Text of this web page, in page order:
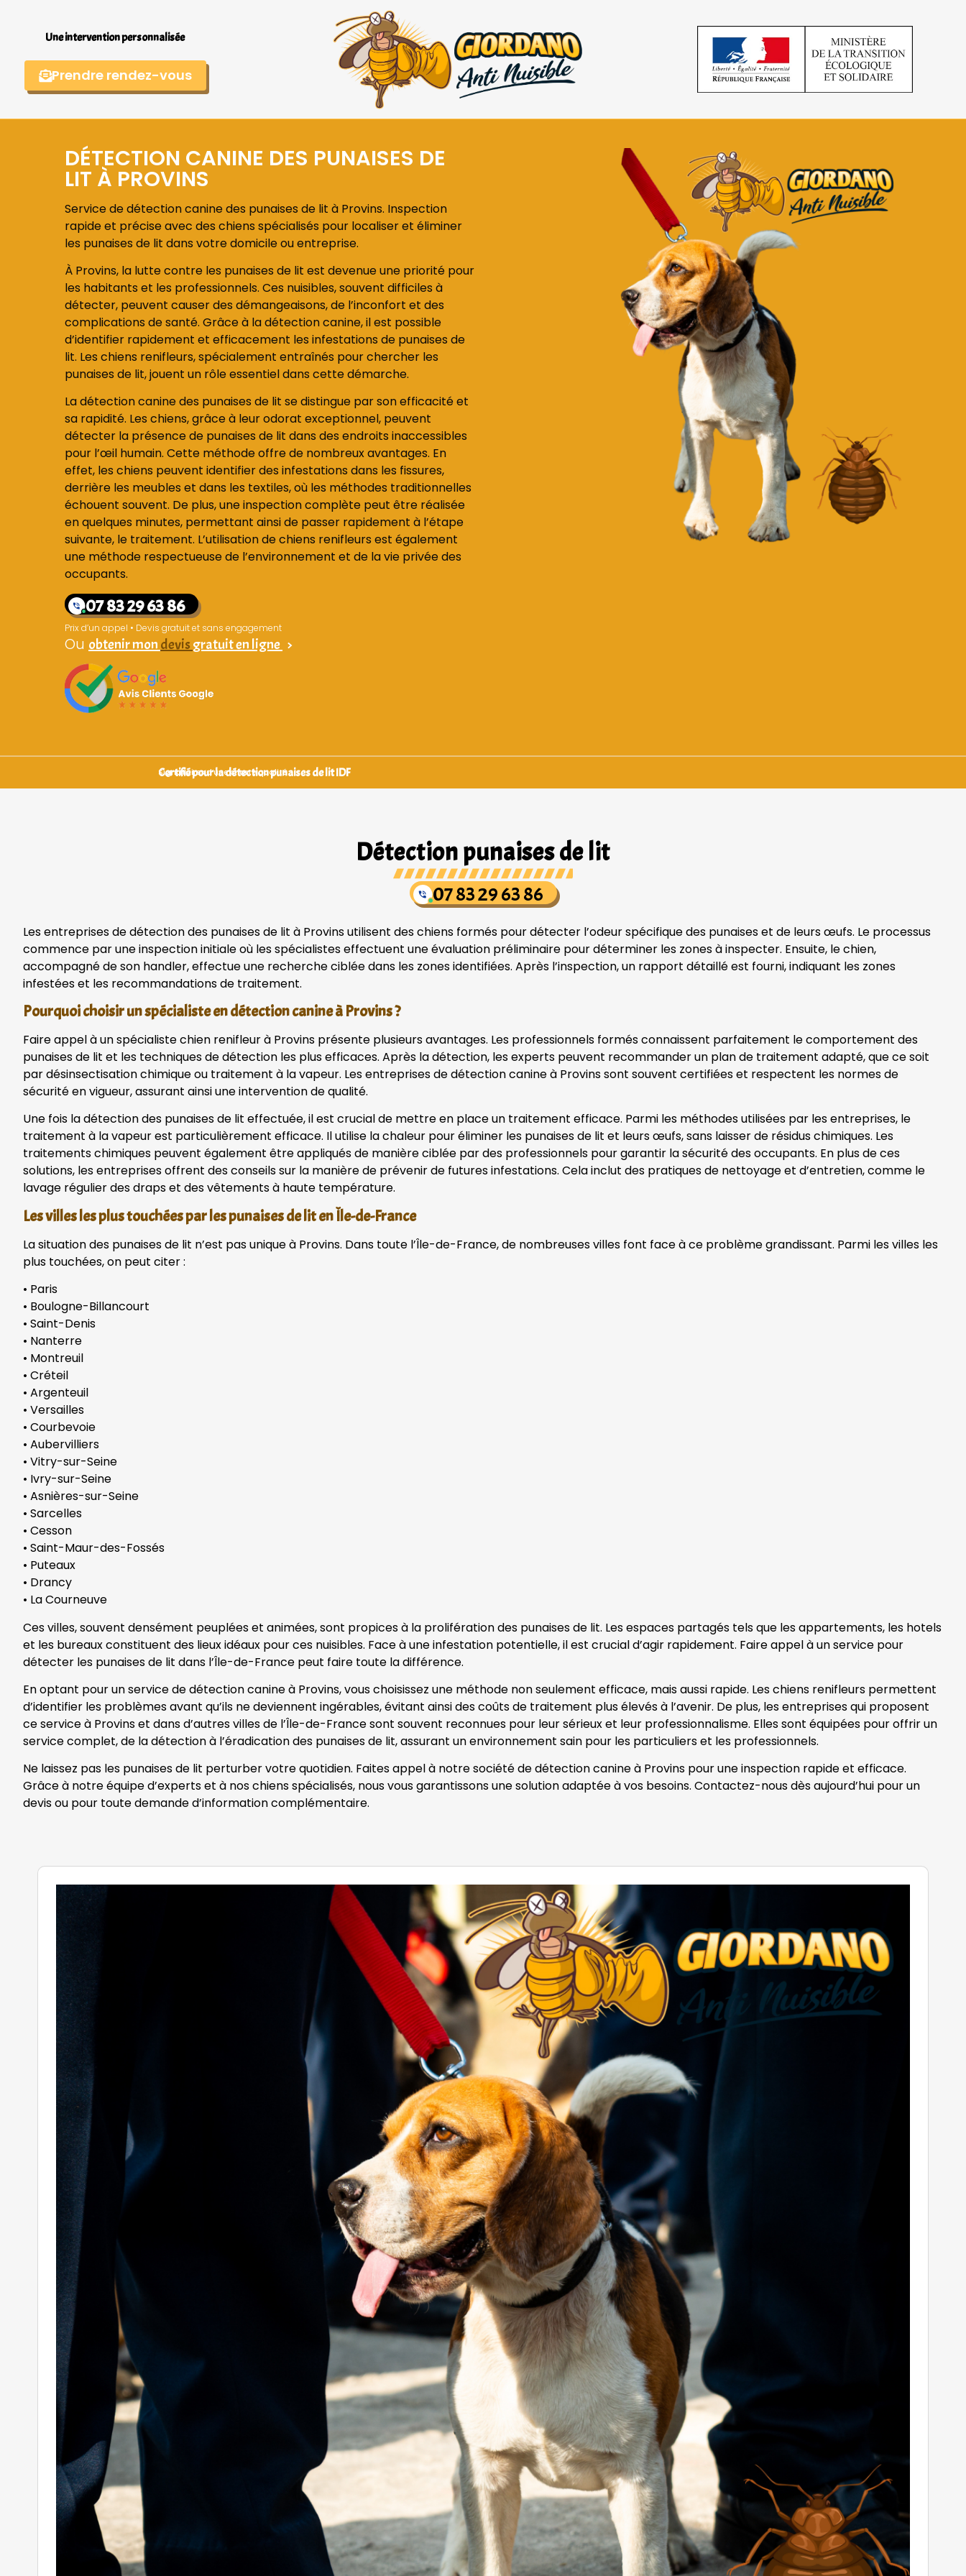
Une intervention personnalisée
Prendre rendez-vous
DÉTECTION CANINE DES PUNAISES DE
LIT À PROVINS
Service de détection canine des punaises de lit à Provins. Inspection
rapide et précise avec des chiens spécialisés pour localiser et éliminer
les punaises de lit dans votre domicile ou entreprise.
À Provins, la lutte contre les punaises de lit est devenue une priorité pour
les habitants et les professionnels. Ces nuisibles, souvent difficiles à
détecter, peuvent causer des démangeaisons, de l’inconfort et des
complications de santé. Grâce à la détection canine, il est possible
d’identifier rapidement et efficacement les infestations de punaises de
lit. Les chiens renifleurs, spécialement entraînés pour chercher les
punaises de lit, jouent un rôle essentiel dans cette démarche.
La détection canine des punaises de lit se distingue par son efficacité et
sa rapidité. Les chiens, grâce à leur odorat exceptionnel, peuvent
détecter la présence de punaises de lit dans des endroits inaccessibles
pour l’œil humain. Cette méthode offre de nombreux avantages. En
effet, les chiens peuvent identifier des infestations dans les fissures,
derrière les meubles et dans les textiles, où les méthodes traditionnelles
échouent souvent. De plus, une inspection complète peut être réalisée
en quelques minutes, permettant ainsi de passer rapidement à l’étape
suivante, le traitement. L’utilisation de chiens renifleurs est également
une méthode respectueuse de l’environnement et de la vie privée des
occupants.
07 83 29 63 86
Prix d’un appel • Devis gratuit et sans engagement
Ou obtenir mon devis gratuit en ligne >
Certifié pour la détection punaises de lit IDF
Signataires d’une charte qualité
Détection punaises de lit
07 83 29 63 86
Les entreprises de détection des punaises de lit à Provins utilisent des chiens formés pour détecter l’odeur spécifique des punaises et de leurs œufs. Le processus
commence par une inspection initiale où les spécialistes effectuent une évaluation préliminaire pour déterminer les zones à inspecter. Ensuite, le chien,
accompagné de son handler, effectue une recherche ciblée dans les zones identifiées. Après l’inspection, un rapport détaillé est fourni, indiquant les zones
infestées et les recommandations de traitement.
Pourquoi choisir un spécialiste en détection canine à Provins ?
Faire appel à un spécialiste chien renifleur à Provins présente plusieurs avantages. Les professionnels formés connaissent parfaitement le comportement des
punaises de lit et les techniques de détection les plus efficaces. Après la détection, les experts peuvent recommander un plan de traitement adapté, que ce soit
par désinsectisation chimique ou traitement à la vapeur. Les entreprises de détection canine à Provins sont souvent certifiées et respectent les normes de
sécurité en vigueur, assurant ainsi une intervention de qualité.
Une fois la détection des punaises de lit effectuée, il est crucial de mettre en place un traitement efficace. Parmi les méthodes utilisées par les entreprises, le
traitement à la vapeur est particulièrement efficace. Il utilise la chaleur pour éliminer les punaises de lit et leurs œufs, sans laisser de résidus chimiques. Les
traitements chimiques peuvent également être appliqués de manière ciblée par des professionnels pour garantir la sécurité des occupants. En plus de ces
solutions, les entreprises offrent des conseils sur la manière de prévenir de futures infestations. Cela inclut des pratiques de nettoyage et d’entretien, comme le
lavage régulier des draps et des vêtements à haute température.
Les villes les plus touchées par les punaises de lit en Île-de-France
La situation des punaises de lit n’est pas unique à Provins. Dans toute l’Île-de-France, de nombreuses villes font face à ce problème grandissant. Parmi les villes les
plus touchées, on peut citer :
• Paris
• Boulogne-Billancourt
• Saint-Denis
• Nanterre
• Montreuil
• Créteil
• Argenteuil
• Versailles
• Courbevoie
• Aubervilliers
• Vitry-sur-Seine
• Ivry-sur-Seine
• Asnières-sur-Seine
• Sarcelles
• Cesson
• Saint-Maur-des-Fossés
• Puteaux
• Drancy
• La Courneuve
Ces villes, souvent densément peuplées et animées, sont propices à la prolifération des punaises de lit. Les espaces partagés tels que les appartements, les hotels
et les bureaux constituent des lieux idéaux pour ces nuisibles. Face à une infestation potentielle, il est crucial d’agir rapidement. Faire appel à un service pour
détecter les punaises de lit dans l’Île-de-France peut faire toute la différence.
En optant pour un service de détection canine à Provins, vous choisissez une méthode non seulement efficace, mais aussi rapide. Les chiens renifleurs permettent
d’identifier les problèmes avant qu’ils ne deviennent ingérables, évitant ainsi des coûts de traitement plus élevés à l’avenir. De plus, les entreprises qui proposent
ce service à Provins et dans d’autres villes de l’Île-de-France sont souvent reconnues pour leur sérieux et leur professionnalisme. Elles sont équipées pour offrir un
service complet, de la détection à l’éradication des punaises de lit, assurant un environnement sain pour les particuliers et les professionnels.
Ne laissez pas les punaises de lit perturber votre quotidien. Faites appel à notre société de détection canine à Provins pour une inspection rapide et efficace.
Grâce à notre équipe d’experts et à nos chiens spécialisés, nous vous garantissons une solution adaptée à vos besoins. Contactez-nous dès aujourd’hui pour un
devis ou pour toute demande d’information complémentaire.